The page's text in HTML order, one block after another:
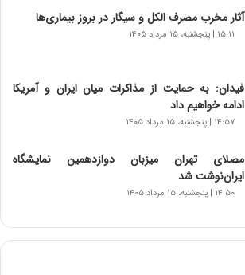
آثار مخرب مصرف الکل و سیگار در بروز بیماری‌ها
۱۵:۱۱ | پنجشنبه، ۱۵ مرداد ۱۴۰۵
فیدان: به حمایت از مذاکرات میان ایران و آمریکا
ادامه خواهیم داد
۱۴:۵۷ | پنجشنبه، ۱۵ مرداد ۱۴۰۵
مصلای تهران میزبان دوازدهمین نمایشگاه
ایران‌نوشت شد
۱۴:۵۰ | پنجشنبه، ۱۵ مرداد ۱۴۰۵